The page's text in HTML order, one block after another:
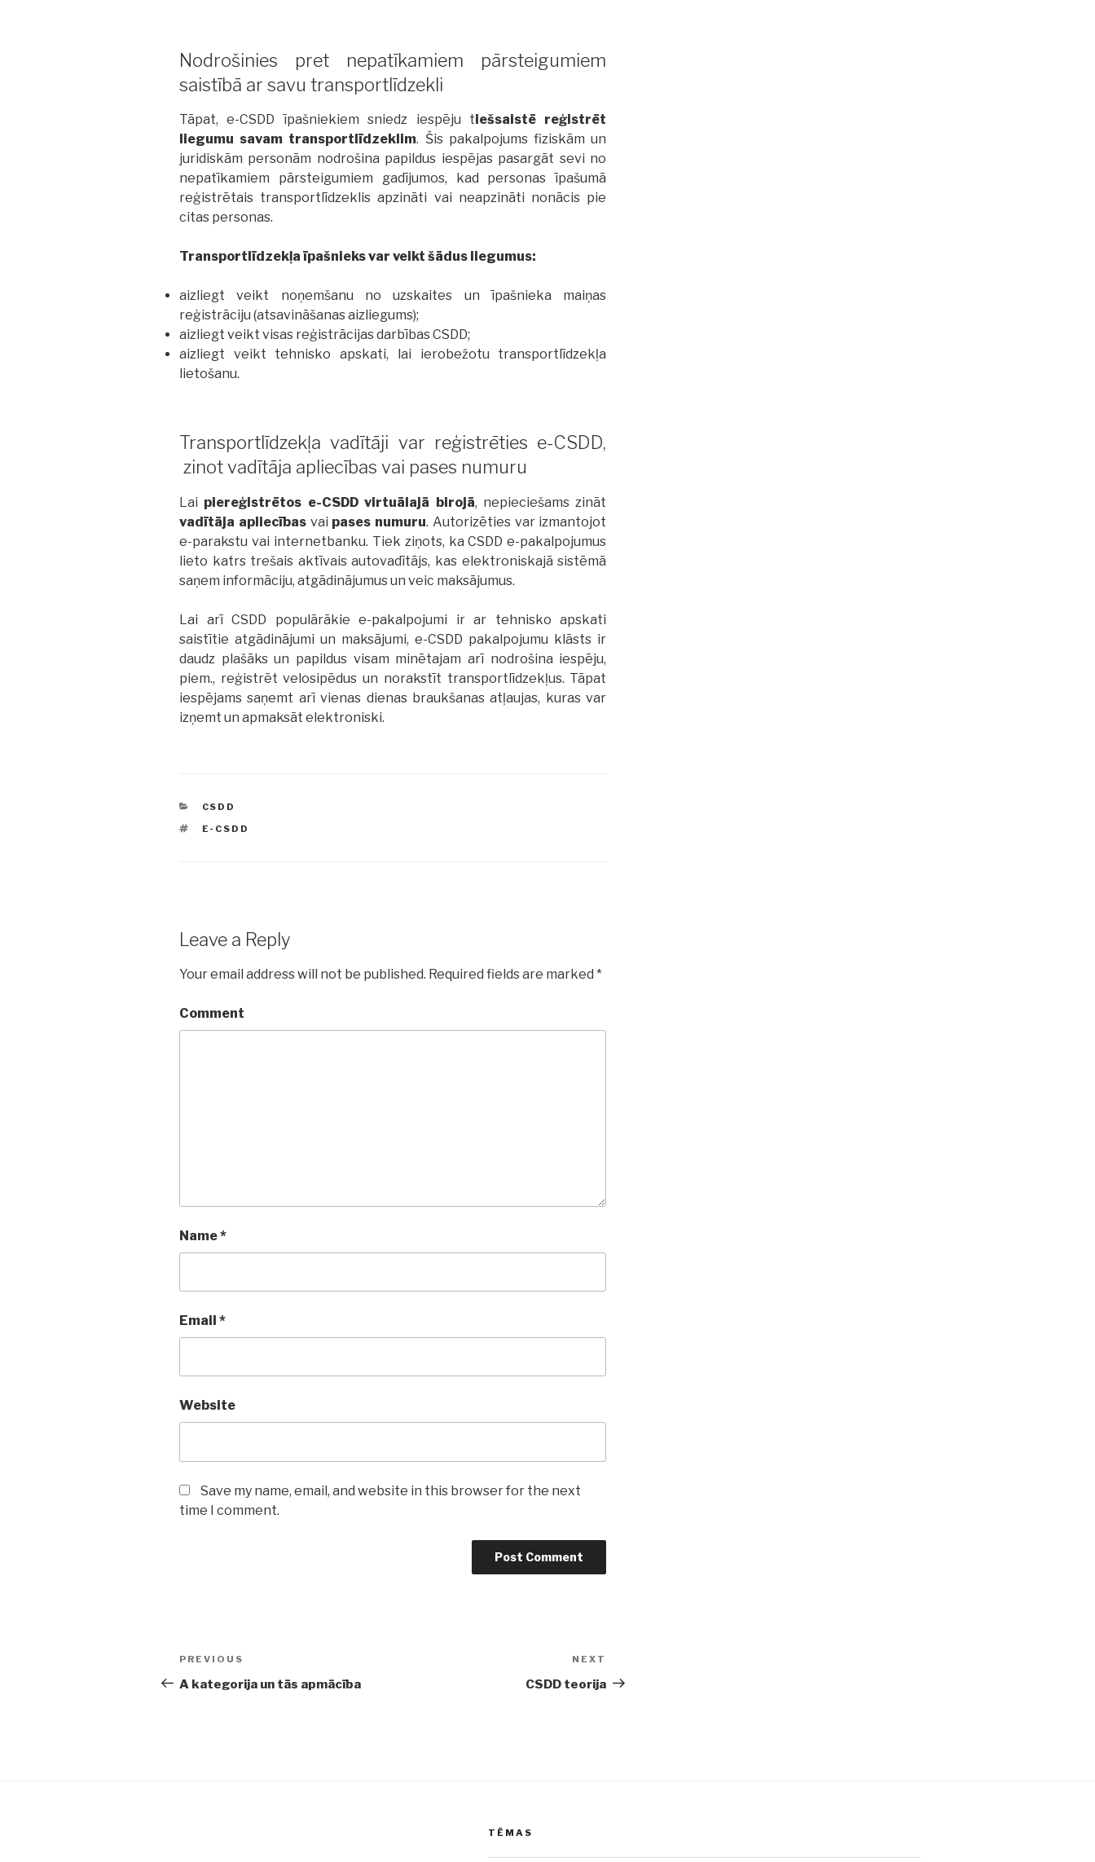
Nodrošinies pret nepatīkamiem pārsteigumiem
saistībā ar savu transportlīdzekli
Tāpat, e-CSDD īpašniekiem sniedz iespēju tiešsaistē reģistrēt
liegumu savam transportlīdzeklim. Šis pakalpojums fiziskām un
juridiskām personām nodrošina papildus iespējas pasargāt sevi no
nepatīkamiem pārsteigumiem gadījumos, kad personas īpašumā
reģistrētais transportlīdzeklis apzināti vai neapzināti nonācis pie
citas personas.
Transportlīdzekļa īpašnieks var veikt šādus liegumus:
aizliegt veikt noņemšanu no uzskaites un īpašnieka maiņas
reģistrāciju (atsavināšanas aizliegums);
aizliegt veikt visas reģistrācijas darbības CSDD;
aizliegt veikt tehnisko apskati, lai ierobežotu transportlīdzekļa
lietošanu.
Transportlīdzekļa vadītāji var reģistrēties e-CSDD,
zinot vadītāja apliecības vai pases numuru
Lai piereģistrētos e-CSDD virtuālajā birojā, nepieciešams zināt
vadītāja apliecībasvai pases numuru. Autorizēties var izmantojot
e-parakstu vai internetbanku. Tiek ziņots, ka CSDD e-pakalpojumus
lieto katrs trešais aktīvais autovadītājs, kas elektroniskajā sistēmā
saņem informāciju, atgādinājumus un veic maksājumus.
Lai arī CSDD populārākie e-pakalpojumi ir ar tehnisko apskati
saistītie atgādinājumi un maksājumi, e-CSDD pakalpojumu klāsts ir
daudz plašāks un papildus visam minētajam arī nodrošina iespēju,
piem., reģistrēt velosipēdus un norakstīt transportlīdzekļus. Tāpat
iespējams saņemt arī vienas dienas braukšanas atļaujas, kuras var
izņemt un apmaksāt elektroniski.
CATEGORIES
CSDD
TAGS
E-CSDD
Leave a Reply
Your email address will not be published. Required fields are marked *
Comment
Name*
Email *
Website
Save my name, email, and website in this browser for the next
time I comment.
Post
navigation
Previous
Post
PREVIOUS
A kategorija un tās apmācība
Post
NEXT
CSDD teorija
TĒMAS